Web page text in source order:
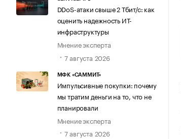
DDoS-атаки свыше 2 Тбит/с: как
оценить надежность ИТ-
инфраструктуры
Мнение эксперта
7 августа 2026
МФК «САММИТ»
Импульсивные покупки: почему
мы тратим деньги на то, что не
планировали
Мнение эксперта
7 августа 2026